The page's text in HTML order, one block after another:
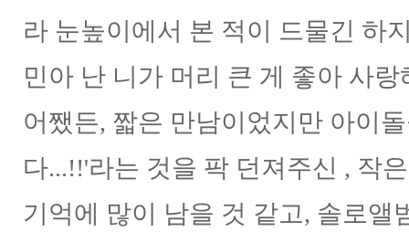
라 눈높이에서 본 적이 드물긴 하
민아 난 니가 머리 큰 게 좋아 사랑
어쨌든, 짧은 만남이었지만 아이
다...!!'라는 것을 팍 던져주신 , 작
기억에 많이 남을 것 같고, 솔로